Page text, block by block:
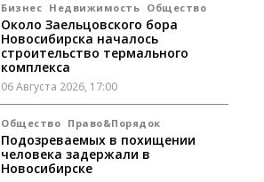
Бизнес Недвижимость Общество
Около Заельцовского бора
Новосибирска началось
строительство термального
комплекса
06 Августа 2026, 17:00
Общество Право&Порядок
Подозреваемых в похищении
человека задержали в
Новосибирске